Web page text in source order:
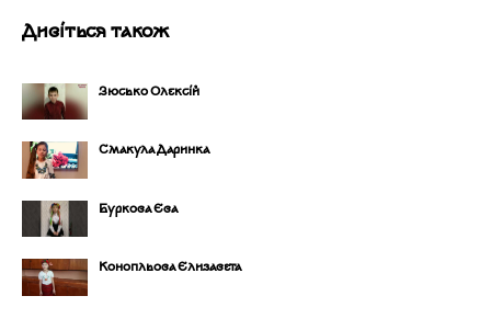
Дивіться також
Зюсько Олексій
Смакула Даринка
Буркова Єва
Конопльова Єлизавета